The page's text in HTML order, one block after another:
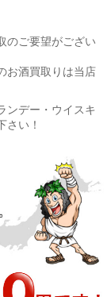
のご要望がござい
お酒買取りは当店
ンデー・ウイスキ
さい！